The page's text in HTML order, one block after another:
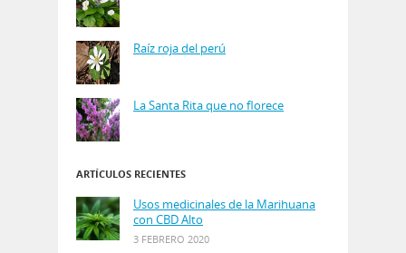
Raíz roja del perú
La Santa Rita que no florece
ARTÍCULOS RECIENTES
Usos medicinales de la Marihuana
con CBD Alto
3 FEBRERO 2020